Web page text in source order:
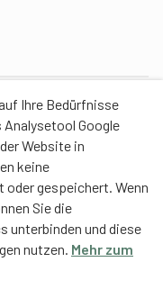
Ihre Bedürfnisse
Google
Website in
keine
gespeichert. Wenn
Sie die
unterbinden und diese
nutzen. Mehr zum
Sport Magglingen